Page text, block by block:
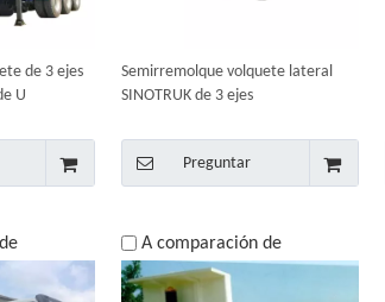
de 3 ejes
U
Semirremolque volquete lateral
SINOTRUK de 3 ejes
Preguntar
A comparación de